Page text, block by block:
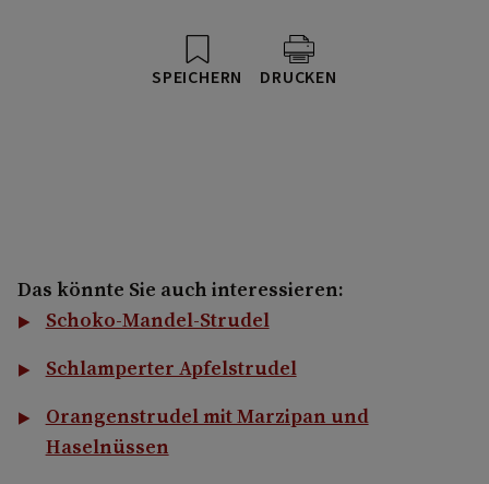
SPEICHERN DRUCKEN
Das könnte Sie auch interessieren:
Schoko-Mandel-Strudel
Schlamperter Apfelstrudel
Orangenstrudel mit Marzipan und
Haselnüssen